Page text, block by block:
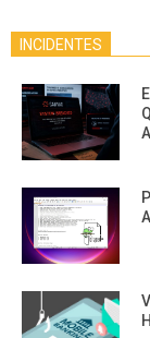
INCIDENTES